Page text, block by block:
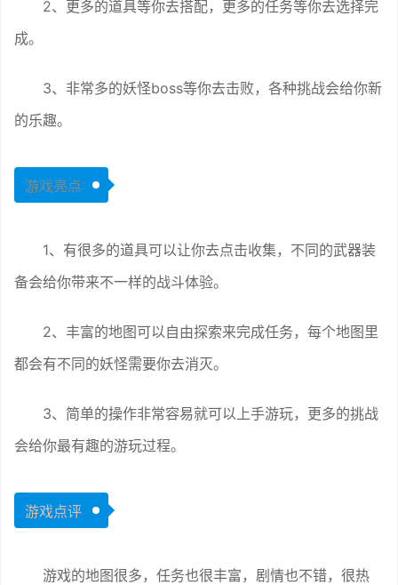
2、更多的道具等你去搭配，更多的任务等你去选择完
成。
3、非常多的妖怪boss等你去击败，各种挑战会给你新
的乐趣。
游戏亮点
1、有很多的道具可以让你去点击收集，不同的武器装
备会给你带来不一样的战斗体验。
2、丰富的地图可以自由探索来完成任务，每个地图里
都会有不同的妖怪需要你去消灭。
3、简单的操作非常容易就可以上手游玩，更多的挑战
会给你最有趣的游玩过程。
游戏点评
游戏的地图很多，任务也很丰富，剧情也不错，很热